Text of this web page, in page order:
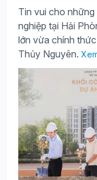
Tin vui cho
nghiệp tại Hải
lớn vừa chính
Thủy Nguyên.